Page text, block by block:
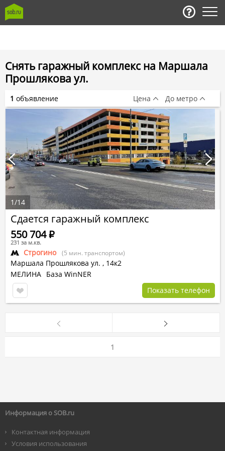
Снять гаражный комплекс на Маршала
Прошлякова ул.
Сдается гаражный комплекс
Строгино (5 мин. транспортом)
Маршала Прошлякова ул. , 14к2
550 704Р
231 за м.кв.
МЕЛИНА База WinNER
Показать телефон
1/14
1 объявление Цена До метро
1
Информация о SOB.ru
Контактная информация
Условия использования